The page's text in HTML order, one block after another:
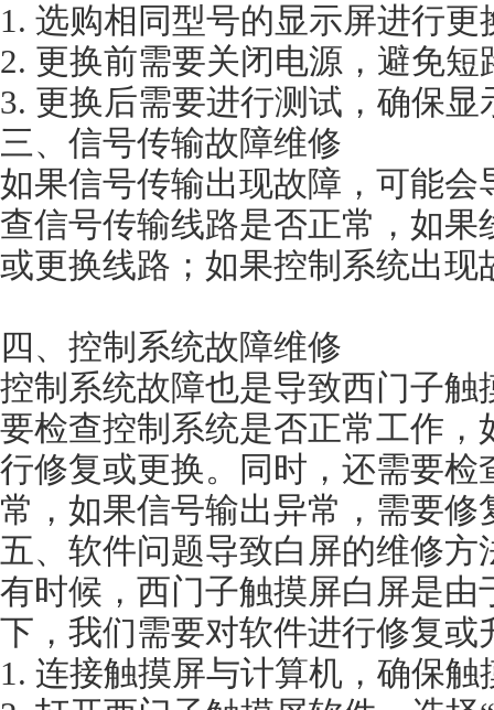
1. 选购相同型号的显示屏进行更
2. 更换前需要关闭电源，避免短
3. 更换后需要进行测试，确保显
三、信号传输故障维修
如果信号传输出现故障，可能
查信号传输线路是否正常，如
或更换线路；如果控制系统出
四、控制系统故障维修
控制系统故障也是导致西门子
要检查控制系统是否正常工作
行修复或更换。同时，还需要
常，如果信号输出异常，需要
五、软件问题导致白屏的维修方
有时候，西门子触摸屏白屏是
下，我们需要对软件进行修复或
1. 连接触摸屏与计算机，确保